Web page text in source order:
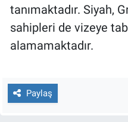
tanımaktadır. Siyah,
sahipleri de vizeye
alamamaktadır.
Paylaş